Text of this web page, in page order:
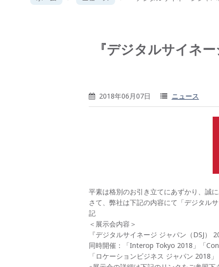
『デジタルサイネ
2018年06月07日 ニュース
平素は格別のお引き立てにあずかり、誠に
さて、弊社は下記の内容にて「デジタル
記
＜展示会内容＞
『デジタルサイネージ ジャパン（DSJ）
同時開催：「Interop Tokyo 2018」「
「ロケーションビジネス ジャパン 2018」